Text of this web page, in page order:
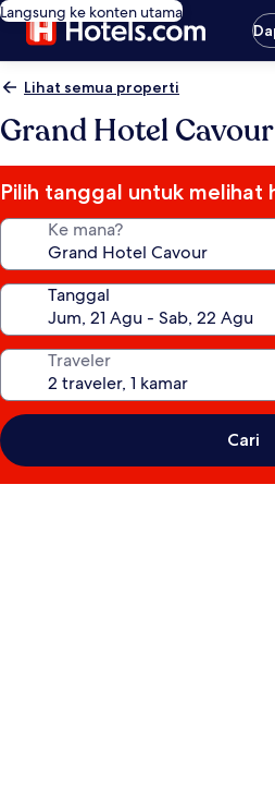
Langsung ke konten utama
Lihat semua properti
Grand Hotel Cavour
Pilih tanggal untuk melihat
Ke mana?
Tanggal
Traveler
Cari